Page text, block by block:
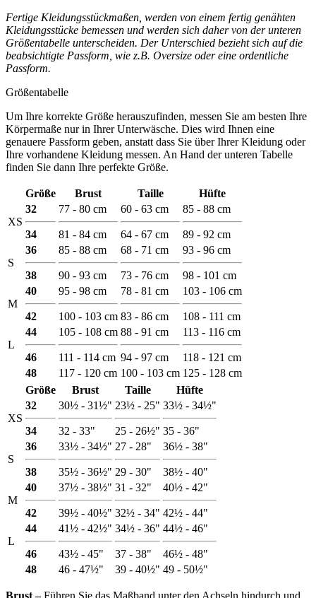
Fertige Kleidungsstückmaßen, werden von einem fertig genähten
Kleidungsstücke bemessen und werden sich daher von der unteren
Größentabelle unterscheiden. Der Unterschied bezieht sich auf die
beabsichtigte Passform, wie z.B. Oversize oder eine ordentliche
Passform.
Größentabelle
Um Ihre korrekte Größe herauszufinden, messen Sie am besten Ihre
Körpermaße nur in Ihrer Unterwäsche. Dies wird Ihnen eine
genauere Passform geben, anstatt dass Sie über Ihrer Kleidung oder
Ihre vorhandene Kleidung messen. An Hand der unteren Tabelle
finden Sie dann Ihre perfekte Größe.
Größe Brust Taille Hüfte
XS
32
34
77 - 80 cm
81 - 84 cm
60 - 63 cm
64 - 67 cm
85 - 88 cm
89 - 92 cm
S
36
38
85 - 88 cm
90 - 93 cm
68 - 71 cm
73 - 76 cm
93 - 96 cm
98 - 101 cm
M
40
42
95 - 98 cm
100 - 103 cm
78 - 81 cm
83 - 86 cm
103 - 106 cm
108 - 111 cm
L
44
46
105 - 108 cm
111 - 114 cm
88 - 91 cm
94 - 97 cm
113 - 116 cm
118 - 121 cm
48
117 - 120 cm 100 - 103 cm 125 - 128 cm
Größe
Brust Taille Hüfte
XS
32
34
30½ - 31½"
32 - 33"
23½ - 25"
25 - 26½"
33½ - 34½"
35 - 36"
S
36
38
33½ - 34½"
35½ - 36½"
27 - 28"
29 - 30"
36½ - 38"
38½ - 40"
M
40
42
37½ - 38½"
39½ - 40½"
31 - 32"
32½ - 34"
40½ - 42"
42½ - 44"
L
44
46
41½ - 42½"
43½ - 45"
34½ - 36"
37 - 38"
44½ - 46"
46½ - 48"
48
46 - 47½" 39 - 40½" 49 - 50½"
Brust ‒Führen Sie das Maßband unter den Achseln hindurch und